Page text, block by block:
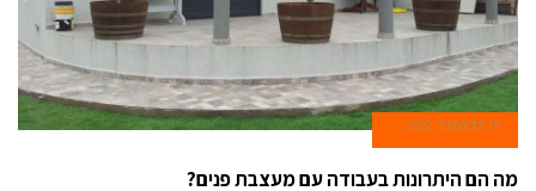
15 בדצמבר 2022
מה הם היתרונות בעבודה עם מעצבת פנים?